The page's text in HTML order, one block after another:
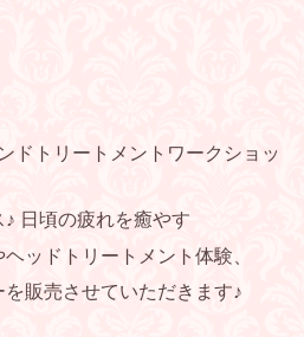
ドトリートメントワークショッ
日頃の疲れを癒やす
ッドトリートメント体験、
販売させていただきます♪